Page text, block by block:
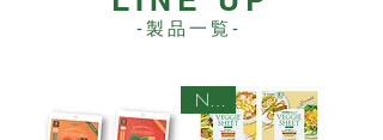
-製品一覧-
NEW